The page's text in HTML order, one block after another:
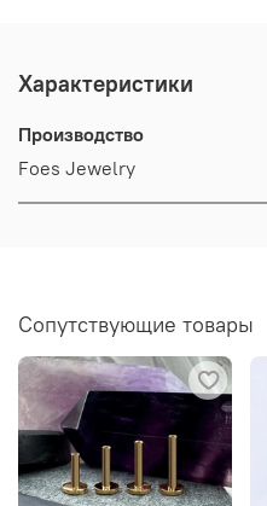
Характеристики
Производство
Foes Jewelry
Сопутствующие товары